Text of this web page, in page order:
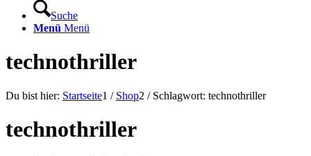
Suche
Menü Menü
technothriller
Du bist hier: Startseite1 / Shop2 / Schlagwort: technothriller
technothriller